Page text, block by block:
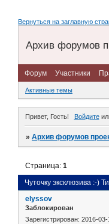
Вернуться на заглавную
Архив форумов
Форум Участники
Активные темы
Привет, Гость! Войдите
»Архив форумов
Чуточку эксклюзива :-)
Страница:1
elyssov
Заблокирован
Зарегистрирован: 2016-03-